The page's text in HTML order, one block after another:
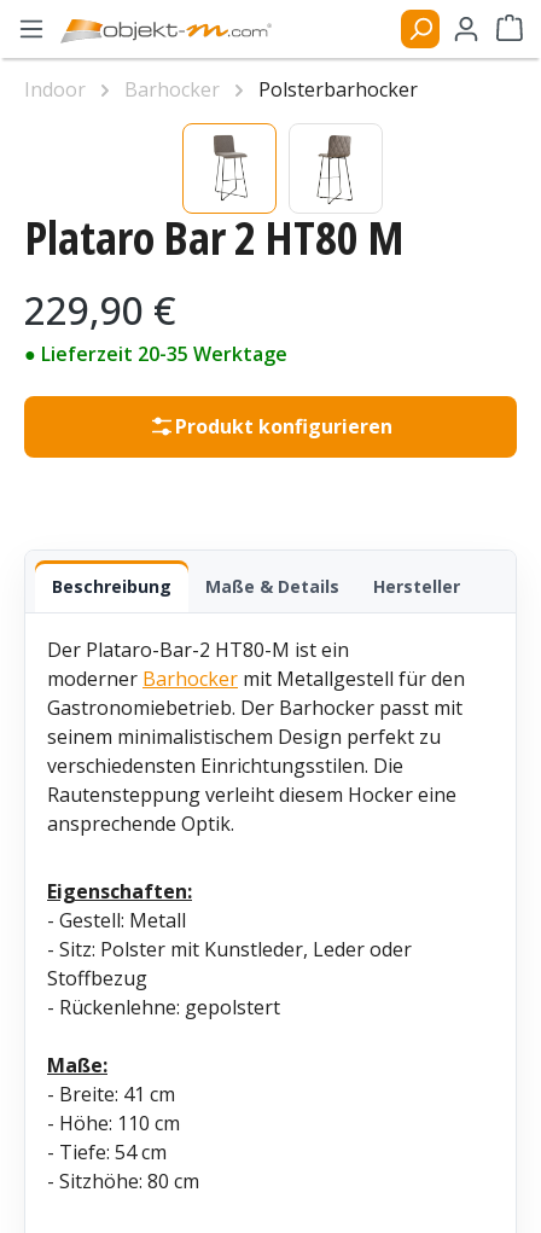
Zum Hauptinhalt springen
Plataro Bar 2 HT80 M
Regulärer Preis:
229,90 €
● Lieferzeit 20-35 Werktage
Produkt konfigurieren
Beschreibung Maße & Details Hersteller
Der Plataro-Bar-2 HT80-M ist ein
moderner Barhocker mit Metallgestell für den
Gastronomiebetrieb. Der Barhocker passt mit
seinem minimalistischem Design perfekt zu
verschiedensten Einrichtungsstilen. Die
Rautensteppung verleiht diesem Hocker eine
ansprechende Optik.
Eigenschaften:
- Gestell: Metall
- Sitz: Polster mit Kunstleder, Leder oder
Stoffbezug
- Rückenlehne: gepolstert
Maße:
- Breite: 41 cm
- Höhe: 110 cm
- Tiefe: 54 cm
- Sitzhöhe: 80 cm
Indoor Barhocker
Polsterbarhocker
Bildergalerie überspringen